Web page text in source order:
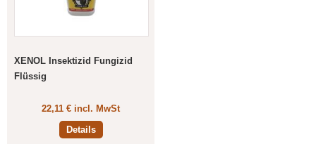
XENOL Insektizid Fungizid
Flüssig
22,11 € incl. MwSt
Details